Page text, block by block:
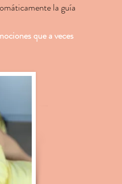
la guía
que a veces